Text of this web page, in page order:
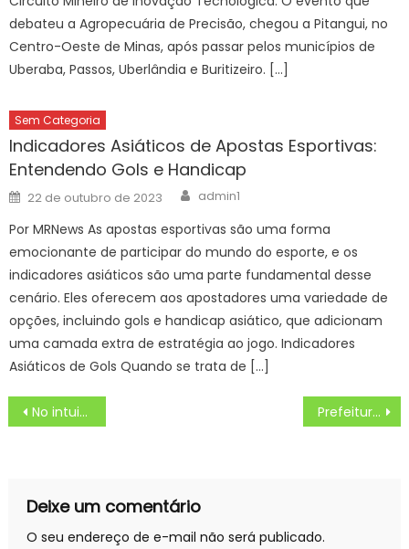
debateu a Agropecuária de Precisão, chegou a Pitangui, no
Centro-Oeste de Minas, após passar pelos municípios de
Uberaba, Passos, Uberlândia e Buritizeiro. […]
Sem Categoria
Indicadores Asiáticos de Apostas Esportivas:
Entendendo Gols e Handicap
Posted
on
22 de outubro de 2023 Author
admin1
Por MRNews As apostas esportivas são uma forma
emocionante de participar do mundo do esporte, e os
indicadores asiáticos são uma parte fundamental desse
cenário. Eles oferecem aos apostadores uma variedade de
opções, incluindo gols e handicap asiático, que adicionam
uma camada extra de estratégia ao jogo. Indicadores
Asiáticos de Gols Quando se trata de […]
Navegação
de
No intuito de fomentar a economia, Prefeitura participa de reunião com Aena, empresa argentina e ministro do Chile – CGNotícias Prefeitura e Banco do Brasil assinam contrato de R$ 30 milhões para investimentos em infraestrutura – Prefeitura Municipal de Bonito
Deixe um comentário
O seu endereço de e-mail não será publicado.